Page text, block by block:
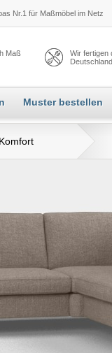
Nr.1 für Maßmöbel im Netz
Maß
Wir fertigen
Muster bestellen